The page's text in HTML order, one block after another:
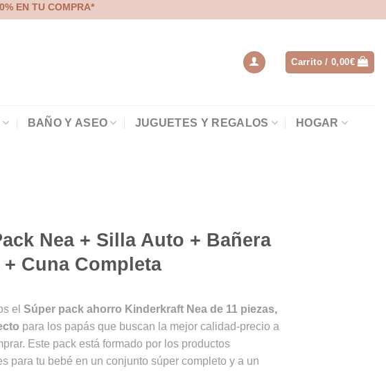
EN TU COMPRA*
Carrito /0,00€
BAÑO Y ASEO JUGUETES Y REGALOS HOGAR
Nea + Silla Auto + Bañera
+ Cuna Completa
el Súper pack ahorro Kinderkraft Nea de 11 piezas,
para los papás que buscan la mejor calidad-precio a
Este pack está formado por los productos
para tu bebé en un conjunto súper completo y a un